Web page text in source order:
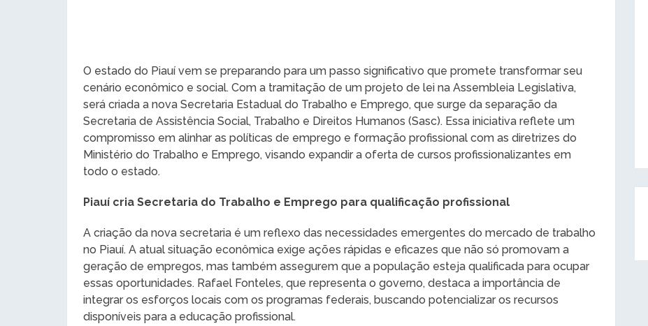
O estado do Piauí vem se preparando para um passo significativo que promete transformar seu
cenário econômico e social. Com a tramitação de um projeto de lei na Assembleia Legislativa,
será criada a nova Secretaria Estadual do Trabalho e Emprego, que surge da separação da
Secretaria de Assistência Social, Trabalho e Direitos Humanos (Sasc). Essa iniciativa reflete um
compromisso em alinhar as políticas de emprego e formação profissional com as diretrizes do
Ministério do Trabalho e Emprego, visando expandir a oferta de cursos profissionalizantes em
todo o estado.
Piauí cria Secretaria do Trabalho e Emprego para qualificação profissional
A criação da nova secretaria é um reflexo das necessidades emergentes do mercado de trabalho
no Piauí. A atual situação econômica exige ações rápidas e eficazes que não só promovam a
geração de empregos, mas também assegurem que a população esteja qualificada para ocupar
essas oportunidades. Rafael Fonteles, que representa o governo, destaca a importância de
integrar os esforços locais com os programas federais, buscando potencializar os recursos
disponíveis para a educação profissional.